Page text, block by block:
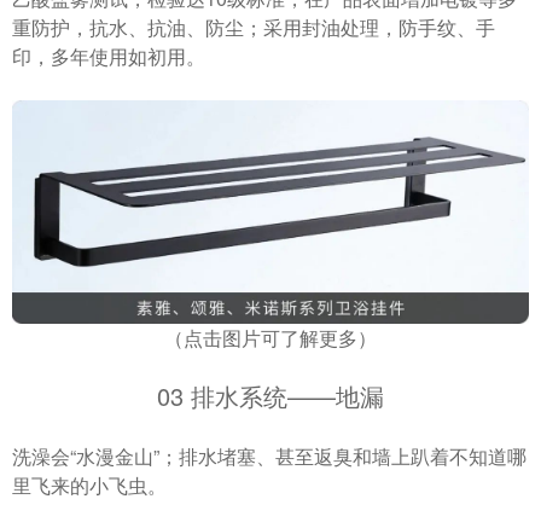
重防护，抗水、抗油、防尘；采用封油处理，防手纹、手
印，多年使用如初用。
（点击图片可了解更多）
03 排水系统——地漏
洗澡会“水漫金山”；排水堵塞、甚至返臭和墙上趴着不知道哪
里飞来的小飞虫。